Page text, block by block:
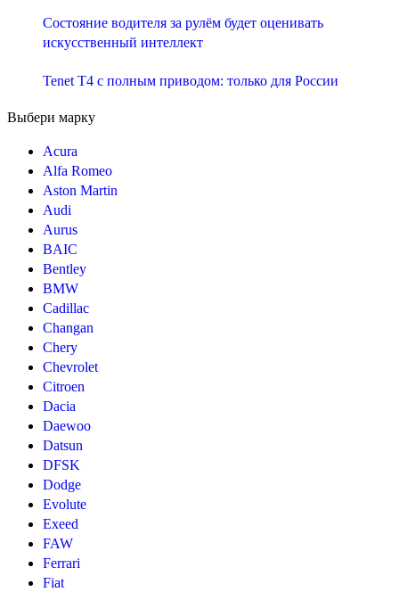
Состояние водителя за рулём будет оценивать
искусственный интеллект
Tenet T4 с полным приводом: только для России
Выбери марку
Acura
Alfa Romeo
Aston Martin
Audi
Aurus
BAIC
Bentley
BMW
Cadillac
Changan
Chery
Chevrolet
Citroen
Dacia
Daewoo
Datsun
DFSK
Dodge
Evolute
Exeed
FAW
Ferrari
Fiat